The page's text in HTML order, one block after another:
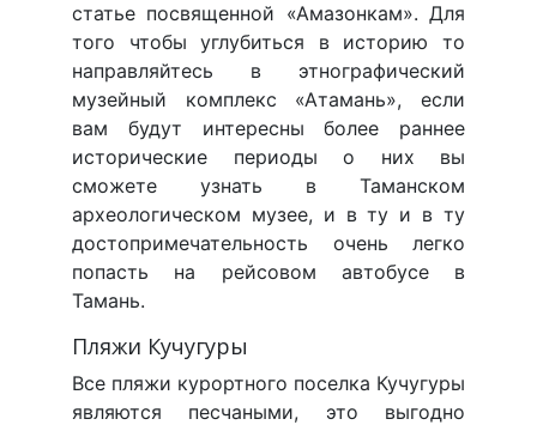
статье посвященной «Амазонкам». Для
того чтобы углубиться в историю то
направляйтесь в этнографический
музейный комплекс «Атамань», если
вам будут интересны более раннее
исторические периоды о них вы
сможете узнать в Таманском
археологическом музее, и в ту и в ту
достопримечательность очень легко
попасть на рейсовом автобусе в
Тамань.
Пляжи Кучугуры
Все пляжи курортного поселка Кучугуры
являются песчаными, это выгодно